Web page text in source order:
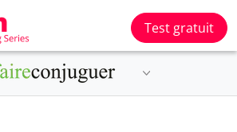
Test gratuit